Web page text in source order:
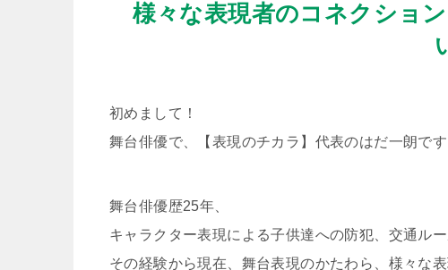
様々な表現者のコネクショ
初めまして！
舞台俳優で、【表現のチカラ】代表のはだ一朗です
舞台俳優歴25年、
キャラクター表現による子供達への防犯、交通ル
その経験から現在、舞台表現のかたわら、様々な